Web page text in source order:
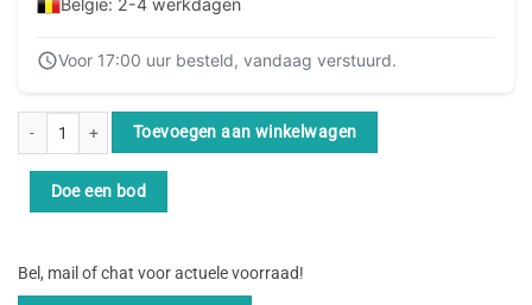
Belgie: 2-4 werkdagen
Voor 17:00 uur besteld, vandaag verstuurd.
ACT Ivoor 0,5 meter U/UTP CAT5E patchkabel snagless met RJ45
Toevoegen aan winkelwagen
Doe een bod
Bel, mail of chat voor actuele voorraad!